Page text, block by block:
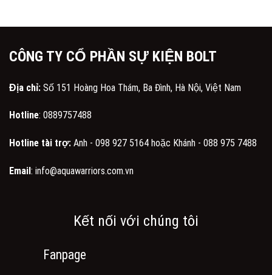
CÔNG TY CỔ PHẦN SỰ KIỆN BOLT
Địa chỉ: Số 151 Hoàng Hoa Thám, Ba Đình, Hà Nội, Việt Nam
Hotline: 0889757488
Hotline tài trợ: Anh - 098 927 5164 hoặc Khánh - 088 975 7488
Email: info@aquawarriors.com.vn
Kết nối với chúng tôi
Fanpage